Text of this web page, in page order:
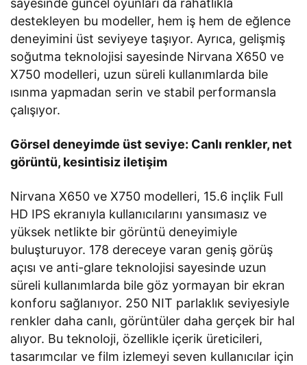
sayesinde güncel oyunları da rahatlıkla
destekleyen bu modeller, hem iş hem de eğlence
deneyimini üst seviyeye taşıyor. Ayrıca, gelişmiş
soğutma teknolojisi sayesinde Nirvana X650 ve
X750 modelleri, uzun süreli kullanımlarda bile
ısınma yapmadan serin ve stabil performansla
çalışıyor.
Görsel deneyimde üst seviye: Canlı renkler, net
görüntü, kesintisiz iletişim
Nirvana X650 ve X750 modelleri, 15.6 inçlik Full
HD IPS ekranıyla kullanıcılarını yansımasız ve
yüksek netlikte bir görüntü deneyimiyle
buluşturuyor. 178 dereceye varan geniş görüş
açısı ve anti-glare teknolojisi sayesinde uzun
süreli kullanımlarda bile göz yormayan bir ekran
konforu sağlanıyor. 250 NIT parlaklık seviyesiyle
renkler daha canlı, görüntüler daha gerçek bir hal
alıyor. Bu teknoloji, özellikle içerik üreticileri,
tasarımcılar ve film izlemeyi seven kullanıcılar için